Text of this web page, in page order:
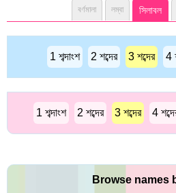
বর্ণমালা লম্বা সিলাবল
1 শব্দাংশ 2 শব্দের 3 শব্দের 4
1 শব্দাংশ 2 শব্দের 3 শব্দের 4
Browse names